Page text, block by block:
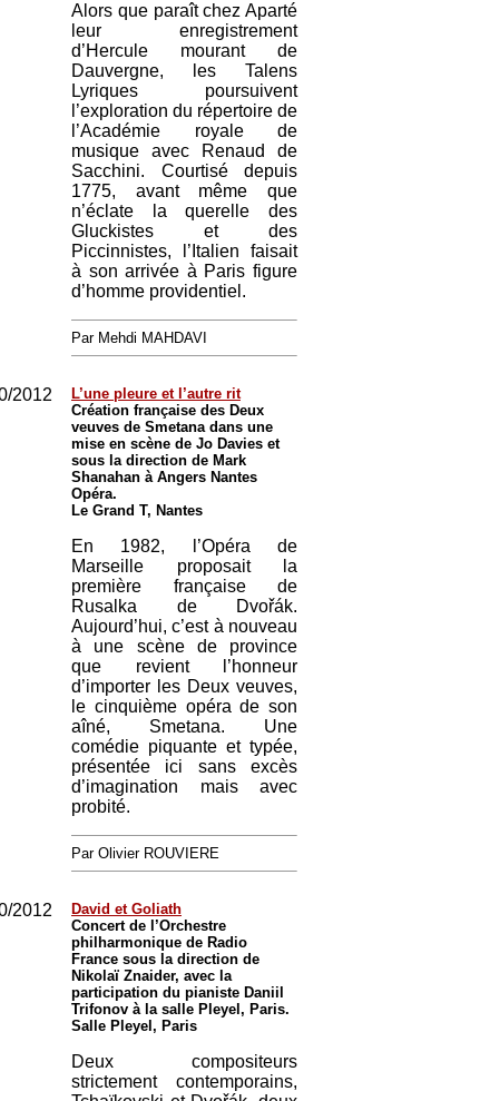
Alors que paraît chez Aparté
leur enregistrement
d’Hercule mourant de
Dauvergne, les Talens
Lyriques poursuivent
l’exploration du répertoire de
l’Académie royale de
musique avec Renaud de
Sacchini. Courtisé depuis
1775, avant même que
n’éclate la querelle des
Gluckistes et des
Piccinnistes, l’Italien faisait
à son arrivée à Paris figure
d’homme providentiel.
Par Mehdi MAHDAVI
2012
L’une pleure et l’autre rit
Création française des Deux
veuves de Smetana dans une
mise en scène de Jo Davies et
sous la direction de Mark
Shanahan à Angers Nantes
Opéra.
Le Grand T, Nantes
En 1982, l’Opéra de
Marseille proposait la
première française de
Rusalka de Dvořák.
Aujourd’hui, c’est à nouveau
à une scène de province
que revient l’honneur
d’importer les Deux veuves,
le cinquième opéra de son
aîné, Smetana. Une
comédie piquante et typée,
présentée ici sans excès
d’imagination mais avec
probité.
Par Olivier ROUVIERE
2012
David et Goliath
Concert de l’Orchestre
philharmonique de Radio
France sous la direction de
Nikolaï Znaider, avec la
participation du pianiste Daniil
Trifonov à la salle Pleyel, Paris.
Salle Pleyel, Paris
Deux compositeurs
strictement contemporains,